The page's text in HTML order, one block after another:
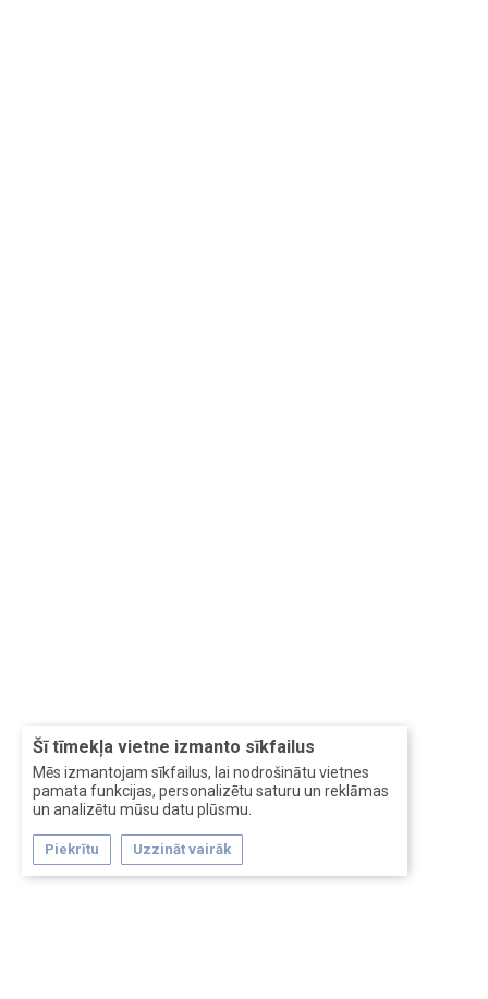
Šī tīmekļa vietne izmanto sīkfailus
Mēs izmantojam sīkfailus, lai nodrošinātu vietnes
pamata funkcijas, personalizētu saturu un reklāmas
un analizētu mūsu datu plūsmu.
Piekrītu Uzzināt vairāk